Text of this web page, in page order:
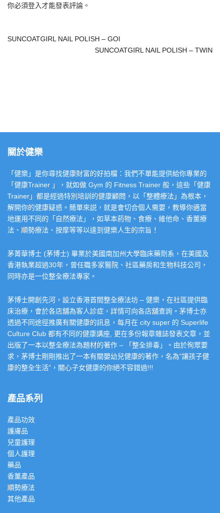
你必須登入才能發表評論。
SUNCOATGIRL NAIL POLISH – GOI
SUNCOATGIRL NAIL POLISH – TWIN
關於健樂
「健樂」是你尋找健康財富的好拍檔：我們不單能提供給你專業的
「健康Trainer 」，就如做 Gym 的 Fitness Trainer 般，這些「健康
Trainer」都是經過特別培訓的健康顧問，以「整體療法」為根本，
解開你的健康疑惑。簡單來説，就是會切合個人需要，教導你適當
地運用不同的「自然療法」，如草本葯物、食療、維他命、香薰療
法、順勢療法、按摩等等以達到健樂人生的宗旨！
茅菁華博士 (茅博士) 畢業於美國南加州大學臨床藥劑系，在美國及
香港執業超過30年，曾任職多家醫院、社區藥房和生物科技公司，
同時亦是一位整全療法專家。
茅博士開創先河，設立香港首間整全療法坊 – 健樂，在社區提供臨
床治療，會於各店舖為客人診症，詳情可向各店舖查詢。茅博士亦
透過不同途徑推廣有關健康的訊息，每月在 city super 的 Superlife
Culture Club 都有不同的健康講座, 更在多份報章雜誌發表文章，並
出版了一本以整全療法為題材的著作 – 「整全排毒」。由於徇眾要
求，茅博士剛剛推出了一本有關嬰幼兒健康的著作，名為”讓孩子健
康的整全生活”，關心子女健康的你絕不容錯過!!!
產品系列
產品功效
護膚品
兒童護理
個人護理
藥品
香薰產品
順勢療法
其他產品